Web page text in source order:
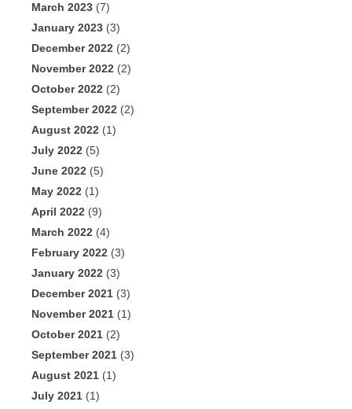
March 2023 (7)
January 2023 (3)
December 2022 (2)
November 2022 (2)
October 2022 (2)
September 2022 (2)
August 2022 (1)
July 2022 (5)
June 2022 (5)
May 2022 (1)
April 2022 (9)
March 2022 (4)
February 2022 (3)
January 2022 (3)
December 2021 (3)
November 2021 (1)
October 2021 (2)
September 2021 (3)
August 2021 (1)
July 2021 (1)